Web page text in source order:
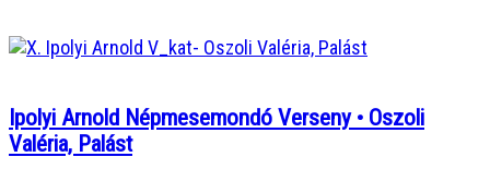
Ipolyi Arnold Népmesemondó Verseny • Oszoli
Valéria, Palást